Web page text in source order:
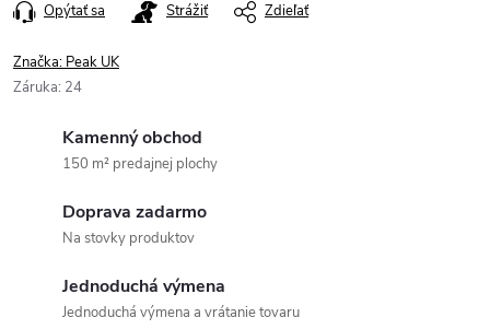
Opýtať sa Strážiť Zdieľať
Značka: Peak UK
Záruka: 24
Kamenný obchod
150 m² predajnej plochy
Doprava zadarmo
Na stovky produktov
Jednoduchá výmena
Jednoduchá výmena a vrátanie tovaru